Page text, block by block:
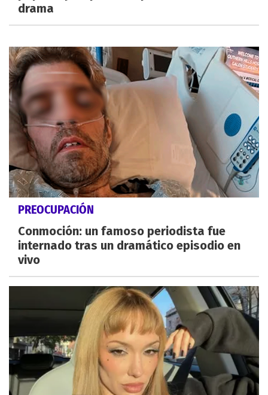
drama
PREOCUPACIÓN
Conmoción: un famoso periodista fue
internado tras un dramático episodio en
vivo